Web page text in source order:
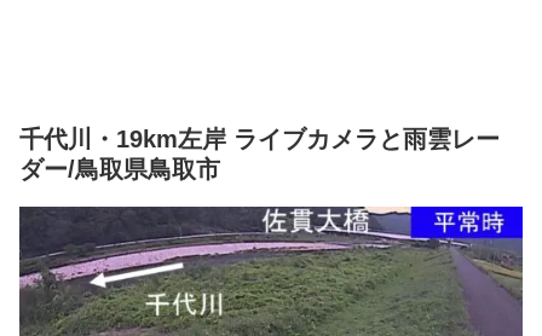
千代川・19km左岸 ライブカメラと雨雲レー
ダー/鳥取県鳥取市